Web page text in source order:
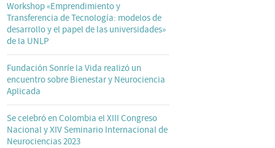
Workshop «Emprendimiento y
Transferencia de Tecnología: modelos de
desarrollo y el papel de las universidades»
de la UNLP
Fundación Sonríe la Vida realizó un
encuentro sobre Bienestar y Neurociencia
Aplicada
Se celebró en Colombia el XIII Congreso
Nacional y XIV Seminario Internacional de
Neurociencias 2023